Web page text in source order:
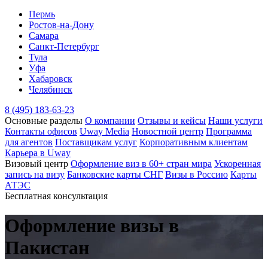
Пермь
Ростов-на-Дону
Самара
Санкт-Петербург
Тула
Уфа
Хабаровск
Челябинск
8 (495) 183-63-23
Основные разделы О компании Отзывы и кейсы Наши услуги
Контакты офисов Uway Media Новостной центр Программа
для агентов Поставщикам услуг Корпоративным клиентам
Карьера в Uway
Визовый центр Оформление виз в 60+ стран мира Ускоренная
запись на визу Банковские карты СНГ Визы в Россию Карты
АТЭС
Бесплатная консультация
Оформление визы в
Пакистан